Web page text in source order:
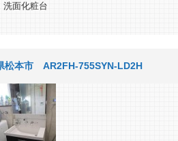
洗面化粧台
松本市 AR2FH-755SYN-LD2H